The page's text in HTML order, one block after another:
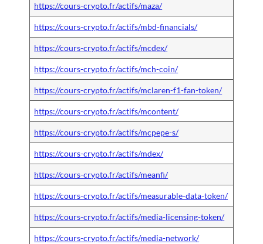
https://cours-crypto.fr/actifs/maza/
https://cours-crypto.fr/actifs/mbd-financials/
https://cours-crypto.fr/actifs/mcdex/
https://cours-crypto.fr/actifs/mch-coin/
https://cours-crypto.fr/actifs/mclaren-f1-fan-token/
https://cours-crypto.fr/actifs/mcontent/
https://cours-crypto.fr/actifs/mcpepe-s/
https://cours-crypto.fr/actifs/mdex/
https://cours-crypto.fr/actifs/meanfi/
https://cours-crypto.fr/actifs/measurable-data-token/
https://cours-crypto.fr/actifs/media-licensing-token/
https://cours-crypto.fr/actifs/media-network/